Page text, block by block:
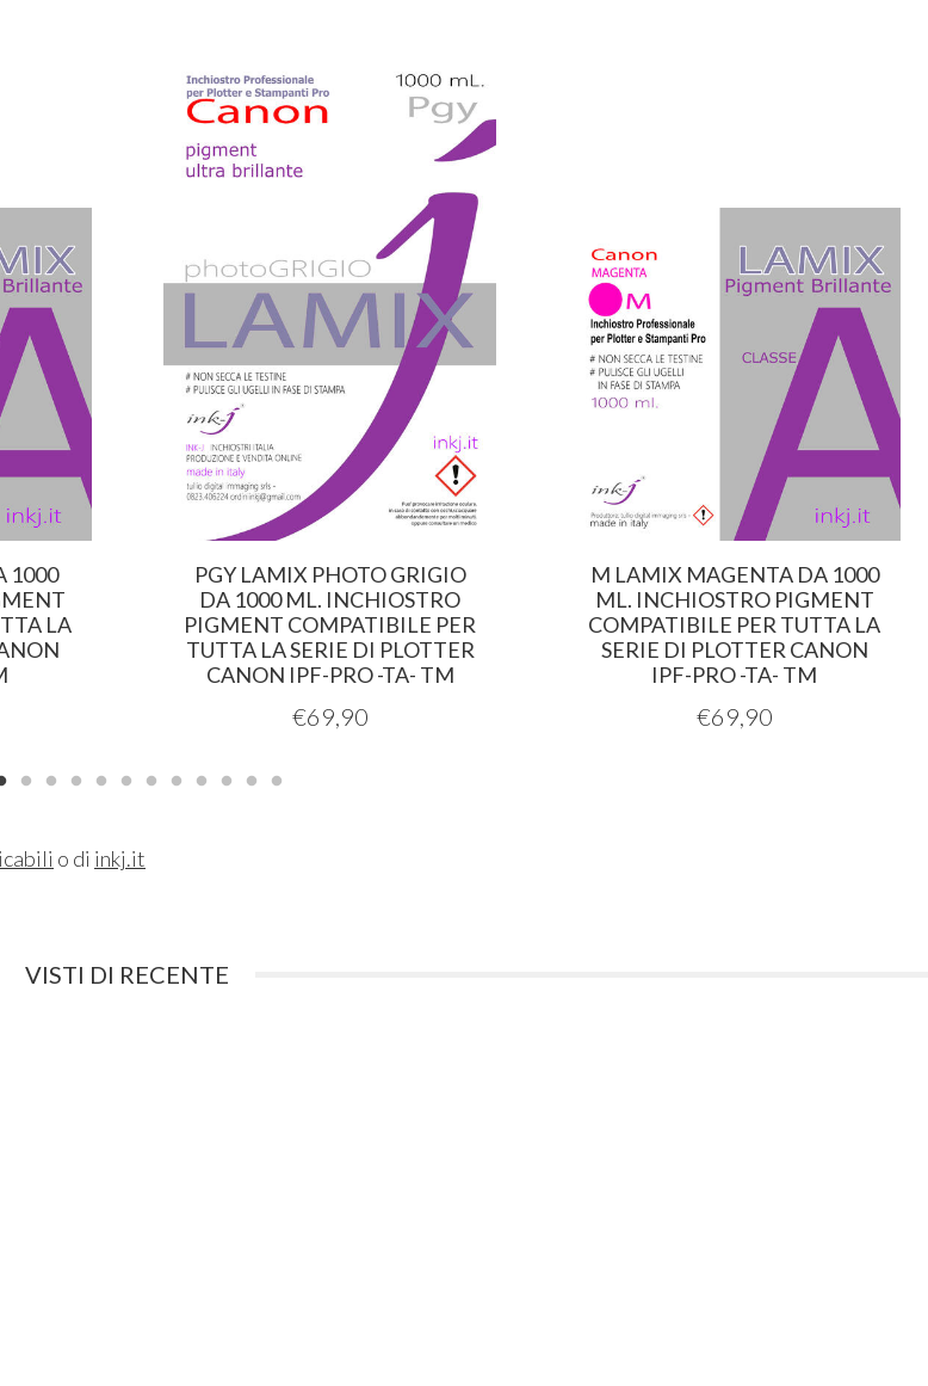
1000
LA
PGY LAMIX PHOTO GRIGIO
DA 1000 ML. INCHIOSTRO
PIGMENT COMPATIBILE PER
TUTTA LA SERIE DI PLOTTER
CANON IPF-PRO -TA- TM
€69,90
M LAMIX MAGENTA DA 1000
ML. INCHIOSTRO PIGMENT
COMPATIBILE PER TUTTA LA
SERIE DI PLOTTER CANON
IPF-PRO -TA- TM
€69,90
o di inkj.it
VISTI DI RECENTE